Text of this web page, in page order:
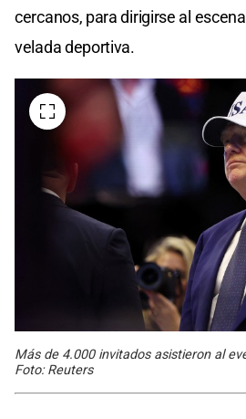
cercanos, para dirigirse al
velada deportiva.
Más de 4.000 invitados asistieron al
Foto: Reuters